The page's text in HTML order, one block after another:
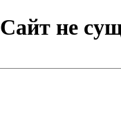
Сайт не